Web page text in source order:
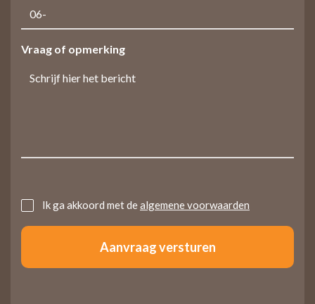
Vraag of opmerking
UntitledIk ga akkoord met dealgemene voorwaarden